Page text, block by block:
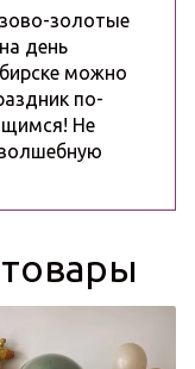
золотые
день
можно
по-
Не